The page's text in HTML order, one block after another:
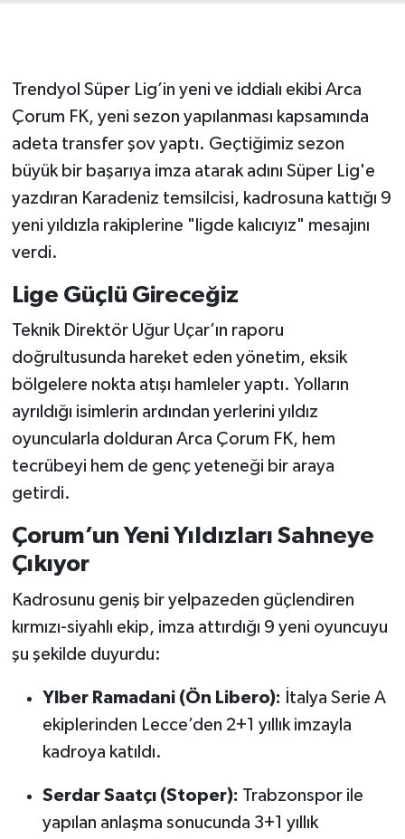
Trendyol Süper Lig’in yeni ve iddialı ekibi Arca
Çorum FK, yeni sezon yapılanması kapsamında
adeta transfer şov yaptı. Geçtiğimiz sezon
büyük bir başarıya imza atarak adını Süper Lig'e
yazdıran Karadeniz temsilcisi, kadrosuna kattığı 9
yeni yıldızla rakiplerine "ligde kalıcıyız" mesajını
verdi.
Lige Güçlü Gireceğiz
Teknik Direktör Uğur Uçar’ın raporu
doğrultusunda hareket eden yönetim, eksik
bölgelere nokta atışı hamleler yaptı. Yolların
ayrıldığı isimlerin ardından yerlerini yıldız
oyuncularla dolduran Arca Çorum FK, hem
tecrübeyi hem de genç yeteneği bir araya
getirdi.
Çorum’un Yeni Yıldızları Sahneye
Çıkıyor
Kadrosunu geniş bir yelpazeden güçlendiren
kırmızı-siyahlı ekip, imza attırdığı 9 yeni oyuncuyu
şu şekilde duyurdu:
Ylber Ramadani (Ön Libero): İtalya Serie A
ekiplerinden Lecce’den 2+1 yıllık imzayla
kadroya katıldı.
Serdar Saatçı (Stoper): Trabzonspor ile
yapılan anlaşma sonucunda 3+1 yıllık